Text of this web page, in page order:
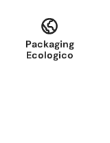
Packaging
Ecologico